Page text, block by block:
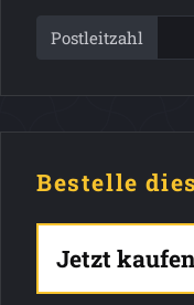
Postleitzahl
Bestelle
Jetzt